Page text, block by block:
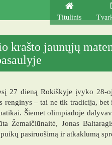
Titulinis
krašto jaunųjų
27 dieną Rokiškyje įvyko 28-
renginys – tai ne tik tradicija,
Šiemet olimpiadoje
Žemaičiūnaitė, Jonas
pasiruošimą ir atkaklumą